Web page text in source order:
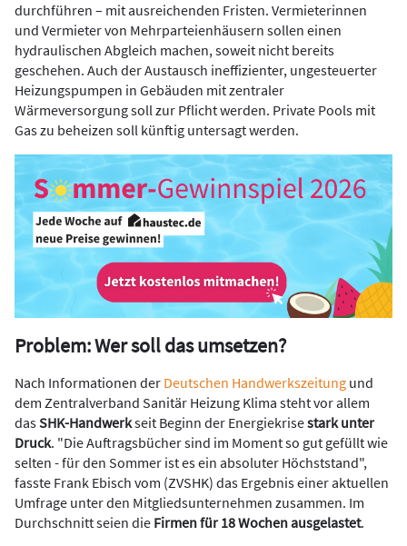
durchführen – mit ausreichenden Fristen. Vermieterinnen
und Vermieter von Mehrparteienhäusern sollen einen
hydraulischen Abgleich machen, soweit nicht bereits
geschehen. Auch der Austausch ineffizienter, ungesteuerter
Heizungspumpen in Gebäuden mit zentraler
Wärmeversorgung soll zur Pflicht werden. Private Pools mit
Gas zu beheizen soll künftig untersagt werden.
Problem: Wer soll das umsetzen?
Nach Informationen der Deutschen Handwerkszeitung und
dem Zentralverband Sanitär Heizung Klima steht vor allem
dasSHK-Handwerkseit Beginn der Energiekrisestark unter
Druck. "Die Auftragsbücher sind im Moment so gut gefüllt wie
selten - für den Sommer ist es ein absoluter Höchststand",
fasste Frank Ebisch vom (ZVSHK) das Ergebnis einer aktuellen
Umfrage unter den Mitgliedsunternehmen zusammen. Im
Durchschnitt seien die Firmen für 18 Wochen ausgelastet.